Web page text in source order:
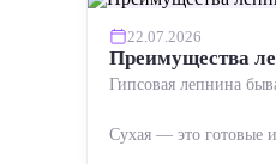
22.07.2026
Преимущества
Гипсовая лепнина
Сухая — это готовые